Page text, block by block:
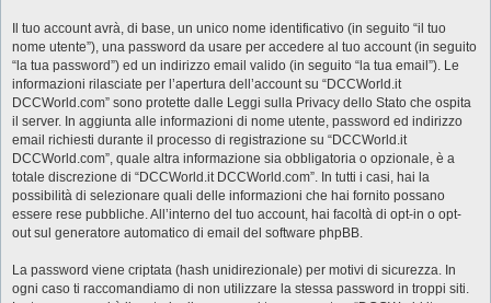
Il tuo account avrà, di base, un unico nome identificativo (in seguito “il tuo
nome utente”), una password da usare per accedere al tuo account (in seguito
“la tua password”) ed un indirizzo email valido (in seguito “la tua email”). Le
informazioni rilasciate per l’apertura dell’account su “DCCWorld.it
DCCWorld.com” sono protette dalle Leggi sulla Privacy dello Stato che ospita
il server. In aggiunta alle informazioni di nome utente, password ed indirizzo
email richiesti durante il processo di registrazione su “DCCWorld.it
DCCWorld.com”, quale altra informazione sia obbligatoria o opzionale, è a
totale discrezione di “DCCWorld.it DCCWorld.com”. In tutti i casi, hai la
possibilità di selezionare quali delle informazioni che hai fornito possano
essere rese pubbliche. All’interno del tuo account, hai facoltà di opt-in o opt-
out sul generatore automatico di email del software phpBB.
La password viene criptata (hash unidirezionale) per motivi di sicurezza. In
ogni caso ti raccomandiamo di non utilizzare la stessa password in troppi siti.